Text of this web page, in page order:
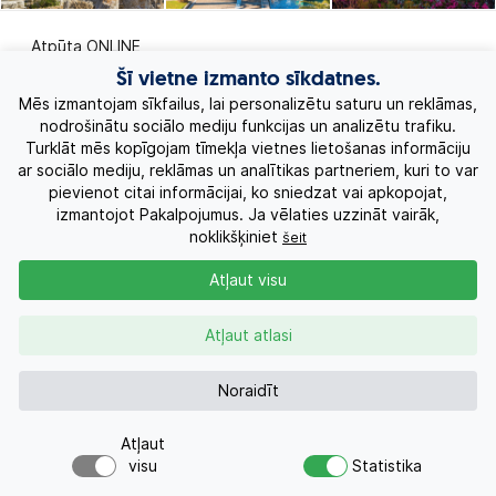
Atpūta ONLINE
Ekskursiju ceļojumi
Eksotiskie ceļojumi
Labākie piedāvājumi
Kruīzi
Kontakti
+371 26955551
Šī vietne izmanto sīkdatnes.
Mēs izmantojam sīkfailus, lai personalizētu saturu un reklāmas,
nodrošinātu sociālo mediju funkcijas un analizētu trafiku.
Turklāt mēs kopīgojam tīmekļa vietnes lietošanas informāciju
ar sociālo mediju, reklāmas un analītikas partneriem, kuri to var
pievienot citai informācijai, ko sniedzat vai apkopojat,
izmantojot Pakalpojumus. Ja vēlaties uzzināt vairāk,
noklikšķiniet šeit
Noraidīt
Atļaut atlasi
Atļaut visu
Atļaut
visu
Statistika